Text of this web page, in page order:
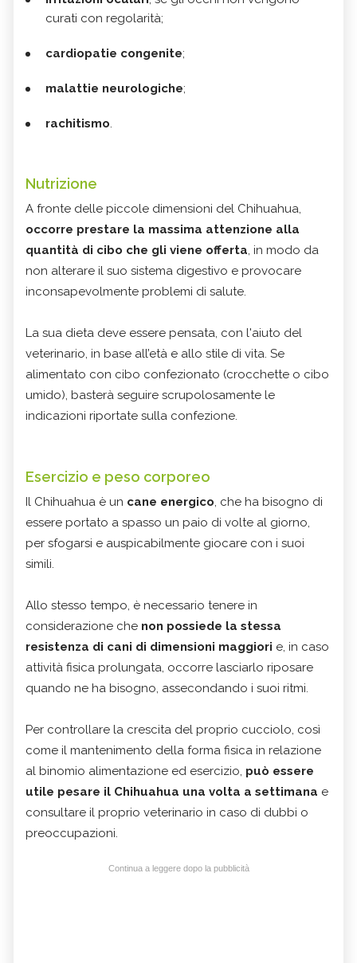
curati con regolarità;
cardiopatie congenite;
malattie neurologiche;
rachitismo.
Nutrizione
A fronte delle piccole dimensioni del Chihuahua,
occorre prestare la massima attenzione alla
quantità di cibo che gli viene offerta, in modo da
non alterare il suo sistema digestivo e provocare
inconsapevolmente problemi di salute.
La sua dieta deve essere pensata, con l'aiuto del
veterinario, in base all’età e allo stile di vita. Se
alimentato con cibo confezionato (crocchette o cibo
umido), basterà seguire scrupolosamente le
indicazioni riportate sulla confezione.
Esercizio e peso corporeo
Il Chihuahua è un cane energico, che ha bisogno di
essere portato a spasso un paio di volte al giorno,
per sfogarsi e auspicabilmente giocare con i suoi
simili.
Allo stesso tempo, è necessario tenere in
considerazione che non possiede la stessa
resistenza di cani di dimensioni maggiori e, in caso
attività fisica prolungata, occorre lasciarlo riposare
quando ne ha bisogno, assecondando i suoi ritmi.
Per controllare la crescita del proprio cucciolo, così
come il mantenimento della forma fisica in relazione
al binomio alimentazione ed esercizio, può essere
utile pesare il Chihuahua una volta a settimana e
consultare il proprio veterinario in caso di dubbi o
preoccupazioni.
Continua a leggere dopo la pubblicità